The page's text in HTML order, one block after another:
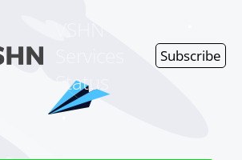
Status
Subscribe